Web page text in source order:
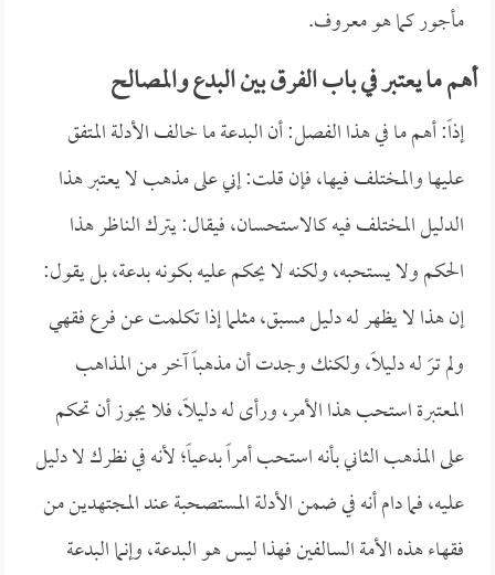
مأجور كما هو معروف.
أهم ما يعتبر في باب الفرق بين البدع والمصالح
إذاً: أهم ما في هذا الفصل: أن البدعة ما خالف الأدلة المتفق
عليها والمختلف فيها، فإن قلت: إني على مذهب لا يعتبر هذا
الدليل المختلف فيه كالاستحسان، فيقال: يترك الناظر هذا
الحكم ولا يستحبه، ولكنه لا يحكم عليه بكونه بدعة، بل يقول:
إن هذا لا يظهر له دليل مسبق، مثلما إذا تكلمت عن فرع فقهي
ولم ترَ له دليلاً، ولكنك وجدت أن مذهباً آخر من المذاهب
المعتبرة استحب هذا الأمر، ورأى له دليلاً، فلا يجوز أن تحكم
على المذهب الثاني بأنه استحب أمراً بدعياً؛ لأنه في نظرك لا دليل
عليه، فما دام أنه في ضمن الأدلة المستصحبة عند المجتهدين من
فقهاء هذه الأمة السالفين فهذا ليس هو البدعة، وإنما البدعة